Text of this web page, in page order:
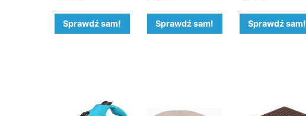
Sprawdź sam! Sprawdź sam! Sprawdź sam!